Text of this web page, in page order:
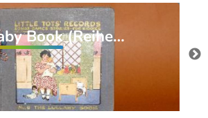
Book (Reihe…